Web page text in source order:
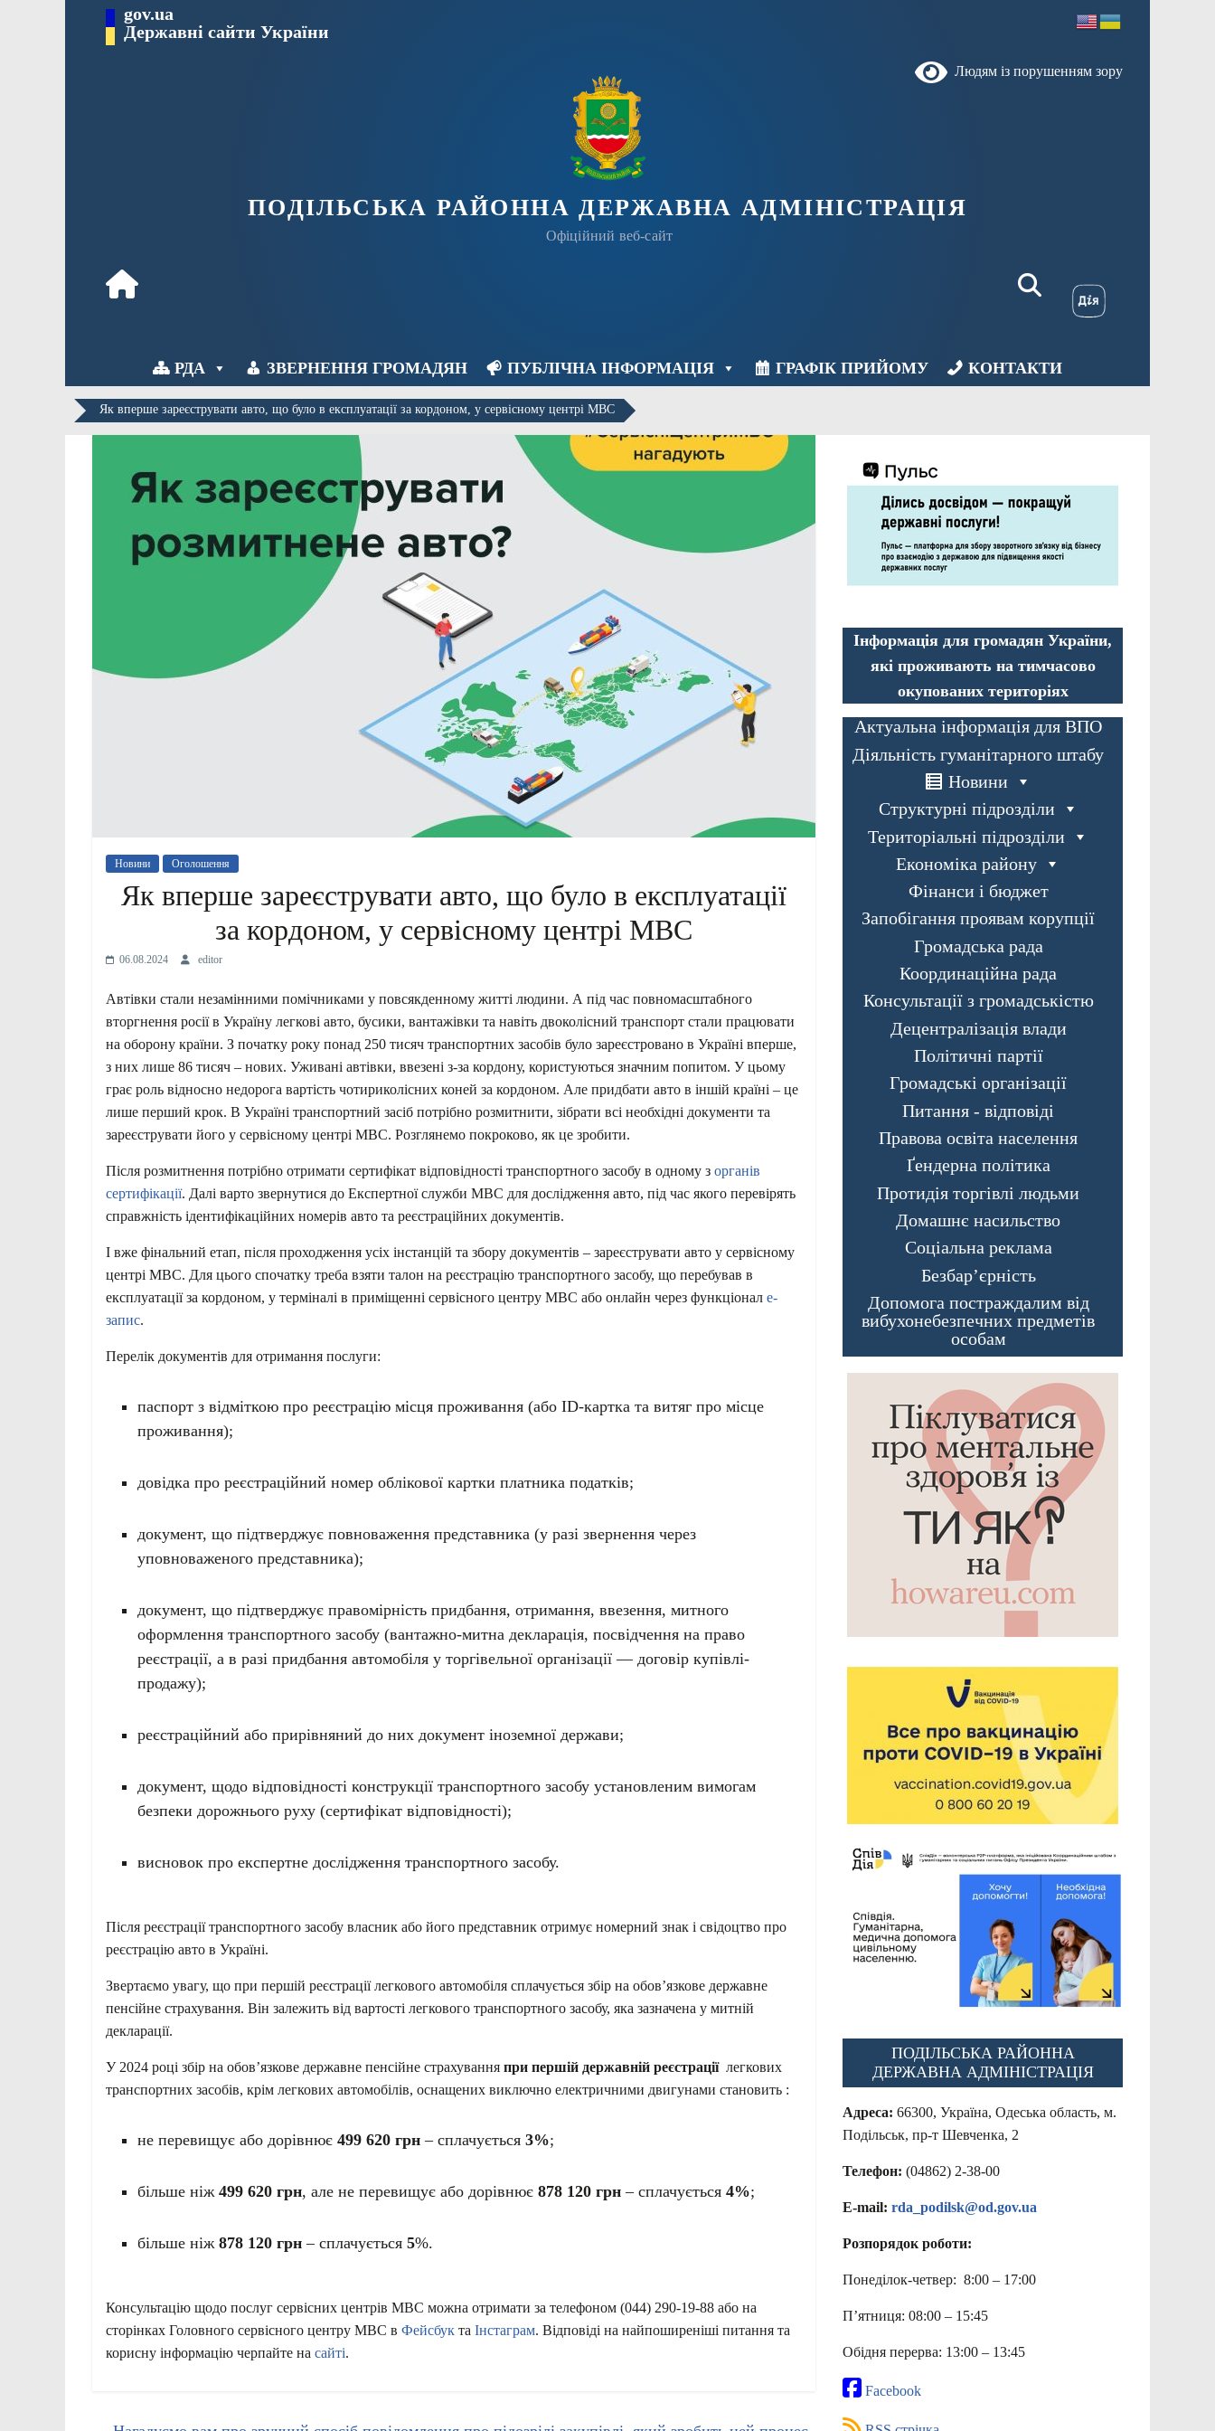
Перейти gov.ua
Державні сайти України
Людям із порушенням зору
ПОДІЛЬСЬКА РАЙОННА ДЕРЖАВНА АДМІНІСТРАЦІЯ
Офіційний веб-сайт
РДА ЗВЕРНЕННЯ ГРОМАДЯН ПУБЛІЧНА ІНФОРМАЦІЯ ГРАФІК ПРИЙОМУ КОНТАКТИ
Як вперше зареєструвати авто, що було в експлуатації за кордоном, у сервісному центрі МВС
Новини Оголошення
Як вперше зареєструвати авто, що було в експлуатації
за кордоном, у сервісному центрі МВС
06.08.2024 editor
Автівки стали незамінними помічниками у повсякденному житті людини. А під час повномасштабного
вторгнення росії в Україну легкові авто, бусики, вантажівки та навіть двоколісний транспорт стали працювати
на оборону країни. З початку року понад 250 тисяч транспортних засобів було зареєстровано в Україні вперше,
з них лише 86 тисяч – нових. Уживані автівки, ввезені з-за кордону, користуються значним попитом. У цьому
грає роль відносно недорога вартість чотириколісних коней за кордоном. Але придбати авто в іншій країні – це
лише перший крок. В Україні транспортний засіб потрібно розмитнити, зібрати всі необхідні документи та
зареєструвати його у сервісному центрі МВС. Розглянемо покроково, як це зробити.
Після розмитнення потрібно отримати сертифікат відповідності транспортного засобу в одному з органів
сертифікації. Далі варто звернутися до Експертної служби МВС для дослідження авто, під час якого перевірять
справжність ідентифікаційних номерів авто та реєстраційних документів.
І вже фінальний етап, після проходження усіх інстанцій та збору документів – зареєструвати авто у сервісному
центрі МВС. Для цього спочатку треба взяти талон на реєстрацію транспортного засобу, що перебував в
експлуатації за кордоном, у терміналі в приміщенні сервісного центру МВС або онлайн через функціонал е-
запис.
Перелік документів для отримання послуги:
паспорт з відміткою про реєстрацію місця проживання (або ID-картка та витяг про місце
проживання);
довідка про реєстраційний номер облікової картки платника податків;
документ, що підтверджує повноваження представника (у разі звернення через
уповноваженого представника);
документ, що підтверджує правомірність придбання, отримання, ввезення, митного
оформлення транспортного засобу (вантажно-митна декларація, посвідчення на право
реєстрації, а в разі придбання автомобіля у торгівельної організації — договір купівлі-
продажу);
реєстраційний або прирівняний до них документ іноземної держави;
документ, щодо відповідності конструкції транспортного засобу установленим вимогам
безпеки дорожнього руху (сертифікат відповідності);
висновок про експертне дослідження транспортного засобу.
Після реєстрації транспортного засобу власник або його представник отримує номерний знак і свідоцтво про
реєстрацію авто в Україні.
Звертаємо увагу, що при першій реєстрації легкового автомобіля сплачується збір на обов’язкове державне
пенсійне страхування. Він залежить від вартості легкового транспортного засобу, яка зазначена у митній
декларації.
У 2024 році збір на обов’язкове державне пенсійне страхування при першій державній реєстрації легкових
транспортних засобів, крім легкових автомобілів, оснащених виключно електричними двигунами становить :
не перевищує або дорівнює 499 620 грн– сплачується 3%;
більше ніж 499 620 грн, але не перевищує або дорівнює 878 120 грн– сплачується 4%;
більше ніж 878 120 грн– сплачується 5%.
Консультацію щодо послуг сервісних центрів МВС можна отримати за телефоном (044) 290-19-88 або на
сторінках Головного сервісного центру МВС в Фейсбук та Інстаграм. Відповіді на найпоширеніші питання та
корисну інформацію черпайте на сайті.
Інформація для громадян України,
які проживають на тимчасово
окупованих територіях
Актуальна інформація для ВПО
Діяльність гуманітарного штабу
Новини
Структурні підрозділи
Територіальні підрозділи
Економіка району
Фінанси і бюджет
Запобігання проявам корупції
Громадська рада
Координаційна рада
Консультації з громадськістю
Децентралізація влади
Політичні партії
Громадські організації
Питання - відповіді
Правова освіта населення
Ґендерна політика
Протидія торгівлі людьми
Домашнє насильство
Соціальна реклама
Безбар’єрність
Допомога постраждалим від
вибухонебезпечних предметів
особам
ПОДІЛЬСЬКА РАЙОННА
ДЕРЖАВНА АДМІНІСТРАЦІЯ
Адреса: 66300, Україна, Одеська область, м.
Подільськ, пр-т Шевченка, 2
Телефон: (04862) 2-38-00
E-mail: rda_podilsk@od.gov.ua
Розпорядок роботи:
Понеділок-четвер: 8:00 – 17:00
П’ятниця: 08:00 – 15:45
Обідня перерва: 13:00 – 13:45
Facebook